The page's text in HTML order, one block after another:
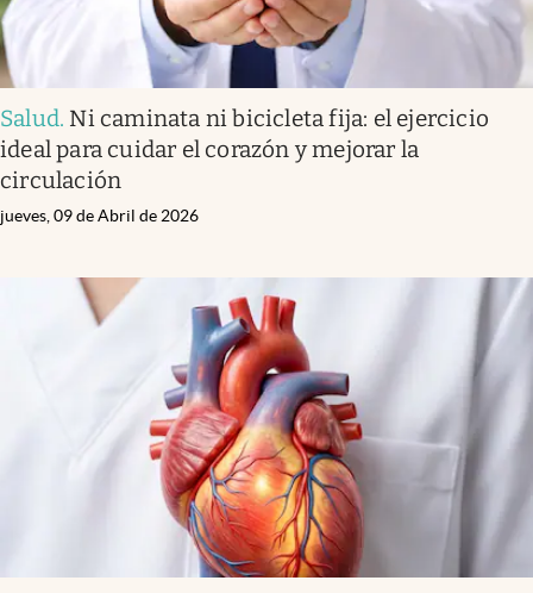
Salud. Ni caminata ni bicicleta fija: el ejercicio
ideal para cuidar el corazón y mejorar la
circulación
jueves, 09 de Abril de 2026